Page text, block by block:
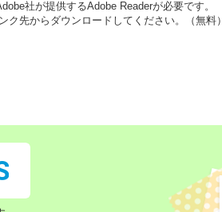
社が提供するAdobe Readerが必要です。
先からダウンロードしてください。（無料）